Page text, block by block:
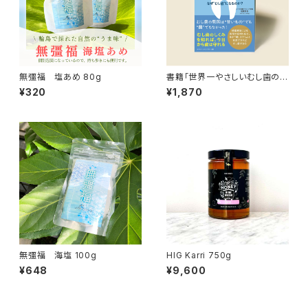
無彊福 塩あめ 80g
¥320
書籍「世界一やさしいむし歯の教
科書」【送料無料】
¥1,870
無彊福 海塩 100g
¥648
HIG Karri 750g
¥9,600